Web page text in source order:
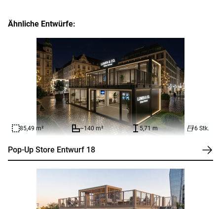
Ähnliche Entwürfe:
85,49 m² ~140 m² 5,71 m 6 Stk.
Pop-Up Store Entwurf 18